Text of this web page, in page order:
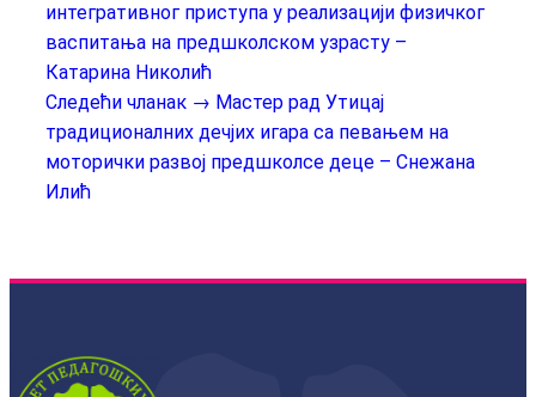
интегративног приступа у реализацији физичког
васпитања на предшколском узрасту –
Катарина Николић
Следећи чланак → Мастер рад Утицај
традиционалних дечјих игара са певањем на
моторички развој предшколсе деце – Снежана
Илић